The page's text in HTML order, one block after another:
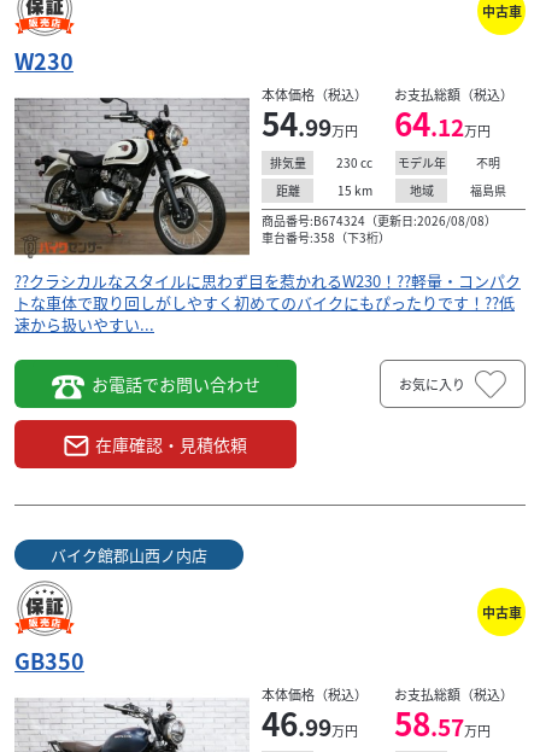
中古車
W230
本体価格（税込）
54.99万円
お支払総額（税込）
64.12万円
排気量 230 cc モデル年
不明
距離
15 km 地域
福島県
商品番号:B674324（更新日:2026/08/08）
車台番号:358（下3桁）
??クラシカルなスタイルに思わず目を惹かれるW230！??軽量・コンパク
トな車体で取り回しがしやすく初めてのバイクにもぴったりです！??低
速から扱いやすい...
お電話でお問い合わせ
在庫確認・見積依頼
お気に入り
バイク館郡山西ノ内店
中古車
GB350
本体価格（税込）
46.99万円
お支払総額（税込）
58.57万円